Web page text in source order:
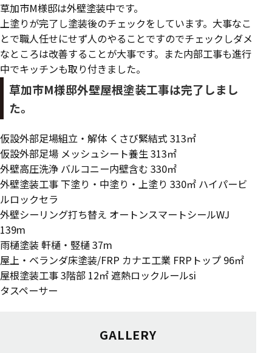
草加市M様邸は外壁塗装中です。
上塗りが完了し塗装後のチェックをしています。大事なこ
とで職人任せにせず人のやることですのでチェックしダメ
なところは改善することが大事です。また内部工事も進行
中でキッチンも取り付きました。
草加市M様邸外壁屋根塗装工事は完了しまし
た。
仮設外部足場組立・解体 くさび緊結式 313㎡
仮設外部足場 メッシュシート養生 313㎡
外壁高圧洗浄 バルコニー内壁含む 330㎡
外壁塗装工事 下塗り・中塗り・上塗り 330㎡ ハイパービ
ルロックセラ
外壁シーリング打ち替え オートンスマートシールWJ
139m
雨樋塗装 軒樋・竪樋 37m
屋上・ベランダ床塗装/FRP カナエ工業 FRPトップ 96㎡
屋根塗装工事 3階部 12㎡ 遮熱ロックルールsi
タスペーサー
GALLERY